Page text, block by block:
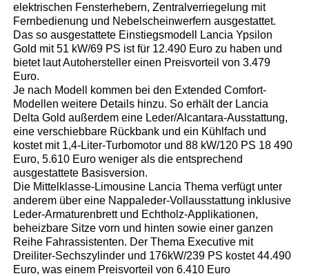
elektrischen Fensterhebern, Zentralverriegelung mit
Fernbedienung und Nebelscheinwerfern ausgestattet.
Das so ausgestattete Einstiegsmodell Lancia Ypsilon
Gold mit 51 kW/69 PS ist für 12.490 Euro zu haben und
bietet laut Autohersteller einen Preisvorteil von 3.479
Euro.
Je nach Modell kommen bei den Extended Comfort-
Modellen weitere Details hinzu. So erhält der Lancia
Delta Gold außerdem eine Leder/Alcantara-Ausstattung,
eine verschiebbare Rückbank und ein Kühlfach und
kostet mit 1,4-Liter-Turbomotor und 88 kW/120 PS 18 490
Euro, 5.610 Euro weniger als die entsprechend
ausgestattete Basisversion.
Die Mittelklasse-Limousine Lancia Thema verfügt unter
anderem über eine Nappaleder-Vollausstattung inklusive
Leder-Armaturenbrett und Echtholz-Applikationen,
beheizbare Sitze vorn und hinten sowie einer ganzen
Reihe Fahrassistenten. Der Thema Executive mit
Dreiliter-Sechszylinder und 176kW/239 PS kostet 44.490
Euro, was einem Preisvorteil von 6.410 Euro